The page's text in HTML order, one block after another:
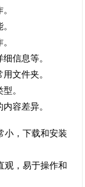
信息等。
文件夹。
。
容差异。
小，下载和安装
观，易于操作和